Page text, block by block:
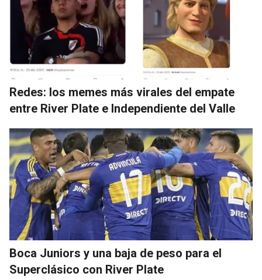
Redes: los memes más virales del empate
entre River Plate e Independiente del Valle
Boca Juniors y una baja de peso para el
Superclásico con River Plate